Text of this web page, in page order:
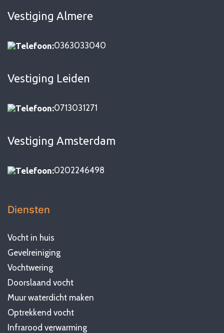
Vestiging Almere
Telefoon:0363033040
Vestiging Leiden
Telefoon:0713031271
Vestiging Amsterdam
Telefoon:0202246498
Diensten
Vocht in huis
Gevelreiniging
Vochtwering
Doorslaand vocht
Muur waterdicht maken
Optrekkend vocht
Infrarood verwarming